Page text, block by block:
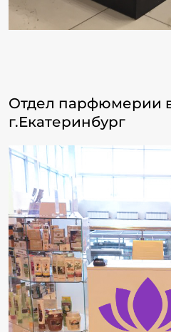
Отдел парфюмерии
г.Екатеринбург